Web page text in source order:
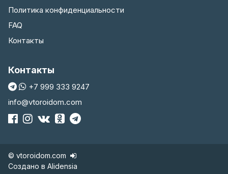
Политика конфиденциальности
FAQ
Контакты
Контакты
+7 999 333 9247
info@vtoroidom.com
© vtoroidom.com
Создано в Alidensia